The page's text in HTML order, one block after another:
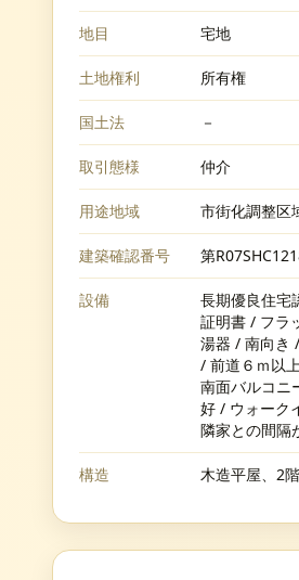
地目 宅地
土地権利 所有権
国土法 －
取引態様 仲介
用途地域 市街化調整区
建築確認番号 第
設備
長期優良住宅
証明書 / フラ
湯器 / 南向き
/ 前道６ｍ以
南面バルコニ
好 / ウォーク
隣家との間隔
構造 木造平屋、2